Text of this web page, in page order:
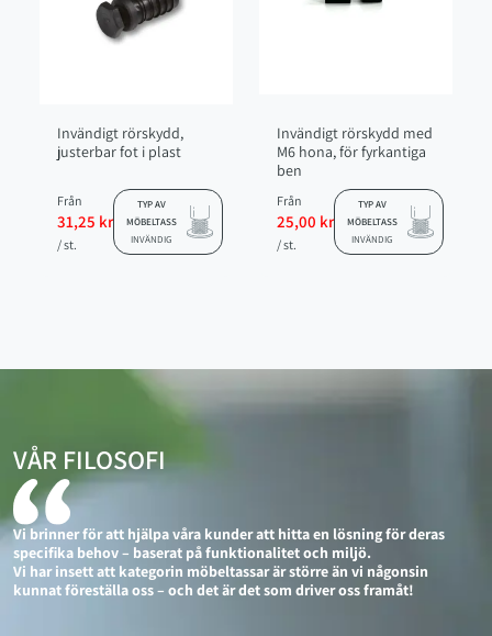
Invändigt rörskydd,
justerbar fot i plast
Från
31,25 kr
/ st.
TYP AV
MÖBELTASS
INVÄNDIG
Invändigt rörskydd med
M6 hona, för fyrkantiga
ben
Från
25,00 kr
/ st.
TYP AV
MÖBELTASS
INVÄNDIG
VÅR FILOSOFI
Vi brinner för att hjälpa våra kunder att hitta en lösning för deras
specifika behov – baserat på funktionalitet och miljö.
Vi har insett att kategorin möbeltassar är större än vi någonsin
kunnat föreställa oss – och det är det som driver oss framåt!